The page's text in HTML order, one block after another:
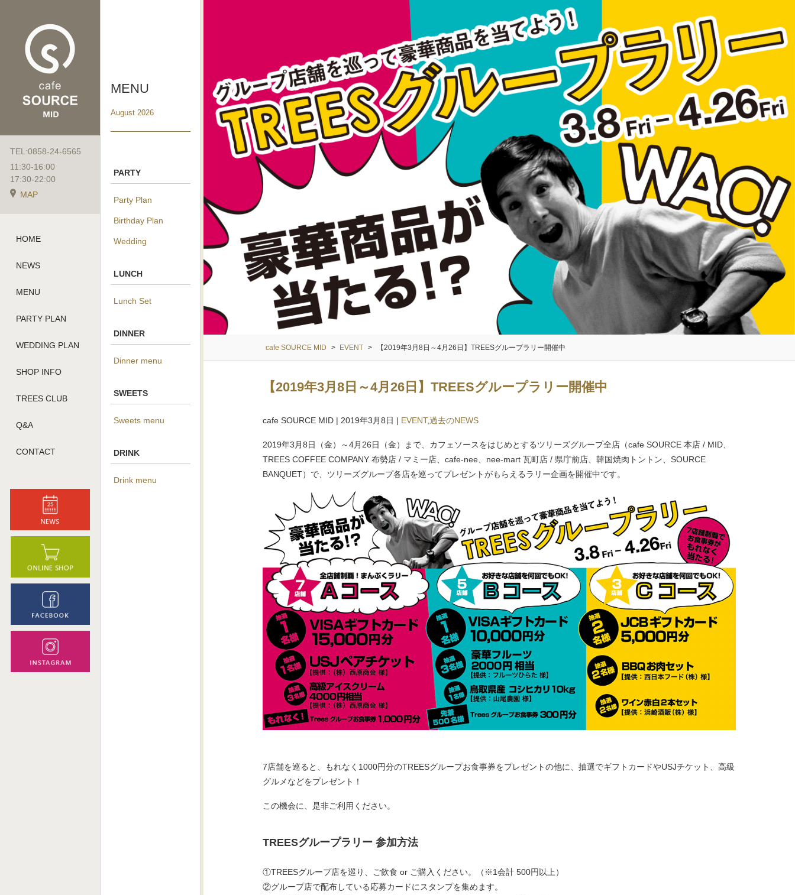
TEL:0858-24-6565
11:30-16:00
17:30-22:00
MAP
HOME
NEWS
MENU
PARTY PLAN
WEDDING PLAN
SHOP INFO
TREES CLUB
Q&A
CONTACT
MENU
August 2026
PARTY
Party Plan
Birthday Plan
Wedding
LUNCH
Lunch Set
DINNER
Dinner menu
SWEETS
Sweets menu
DRINK
Drink menu
cafe SOURCE MID > EVENT > 【2019年3月8日～4月26日】TREESグループラリー開催中
【2019年3月8日～4月26日】TREESグループラリー開催中
cafe SOURCE MID | 2019年3月8日 | EVENT,過去のNEWS
2019年3月8日（金）～4月26日（金）まで、カフェソースをはじめとするツリーズグループ全店（cafe SOURCE 本店 / MID、
TREES COFFEE COMPANY 布勢店 / マミー店、cafe-nee、nee-mart 瓦町店 / 県庁前店、韓国焼肉トントン、SOURCE
BANQUET）で、ツリーズグループ各店を巡ってプレゼントがもらえるラリー企画を開催中です。
7店舗を巡ると、もれなく1000円分のTREESグループお食事券をプレゼントの他に、抽選でギフトカードやUSJチケット、高級
グルメなどをプレゼント！
この機会に、是非ご利用ください。
TREESグループラリー 参加方法
①TREESグループ店を巡り、ご飲食 or ご購入ください。（※1会計 500円以上）
②グループ店で配布している応募カードにスタンプを集めます。